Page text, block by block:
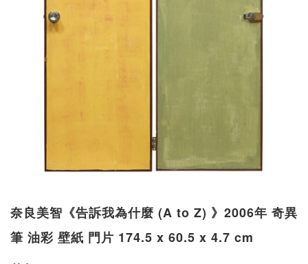
奈良美智《告訴我為什麼 (A to Z) 》2006年 奇異
筆 油彩 壁紙 門片 174.5 x 60.5 x 4.7 cm